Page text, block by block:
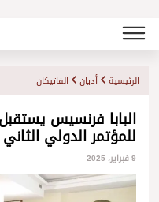
الرئيسية أديان الفاتيكان
البابا فرنسيس
للمؤتمر الدولي
9 فبراير، 2025